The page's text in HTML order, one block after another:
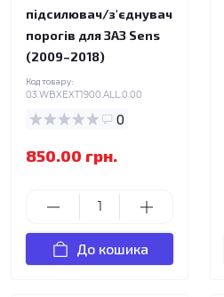
підсилювач/з'єднувач
порогів для ЗАЗ Sens
(2009–2018)
Код товару:
03.WBXEXT1900.ALL.0.00
0
850.00 грн.
До кошика